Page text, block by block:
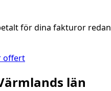
för dina fakturor redan
offert
län